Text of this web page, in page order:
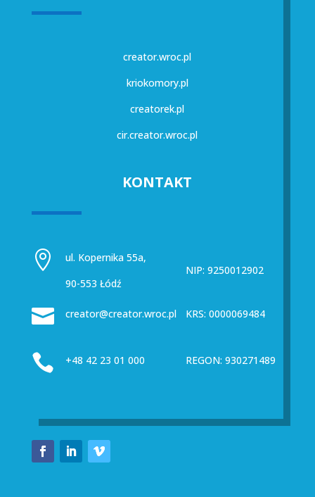
creator.wroc.pl
kriokomory.pl
creatorek.pl
cir.creator.wroc.pl
KONTAKT

ul. Kopernika 55a,
90-553 Łódź
NIP: 9250012902
 creator@creator.wroc.pl KRS: 0000069484
 +48 42 23 01 000 REGON: 930271489